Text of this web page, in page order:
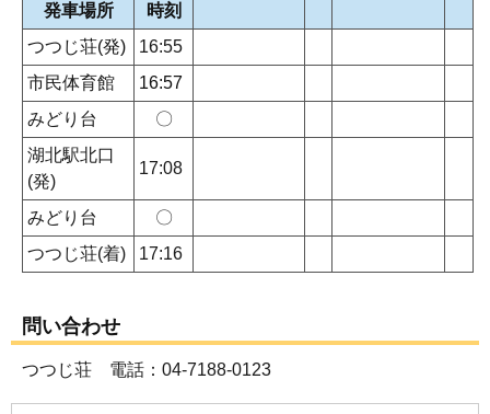
発車場所
時刻
つつじ荘(発)
16:55
市民体育館
16:57
みどり台
〇
湖北駅北口
(発)
17:08
みどり台
〇
つつじ荘(着)
17:16
問い合わせ
つつじ荘 電話：04-7188-0123